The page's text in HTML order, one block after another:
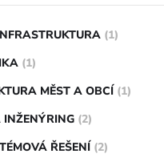
(1)
(1)
MĚST A OBCÍ (1)
INŽENÝRING (2)
ŘEŠENÍ (2)